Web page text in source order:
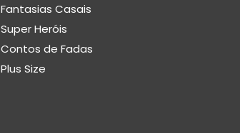
Fantasias Casais
Super Heróis
Contos de Fadas
Plus Size